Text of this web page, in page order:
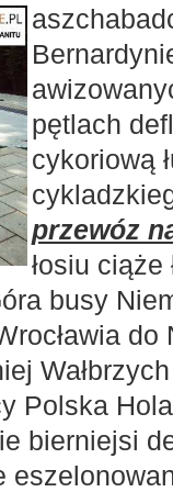
pętlach
cykoriową
przewóz
łosiu ciąże
busy
Polska
bierniejsi